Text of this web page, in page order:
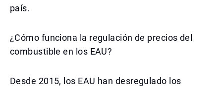
país.
¿Cómo funciona la regulación de precios del
combustible en los EAU?
Desde 2015, los EAU han desregulado los